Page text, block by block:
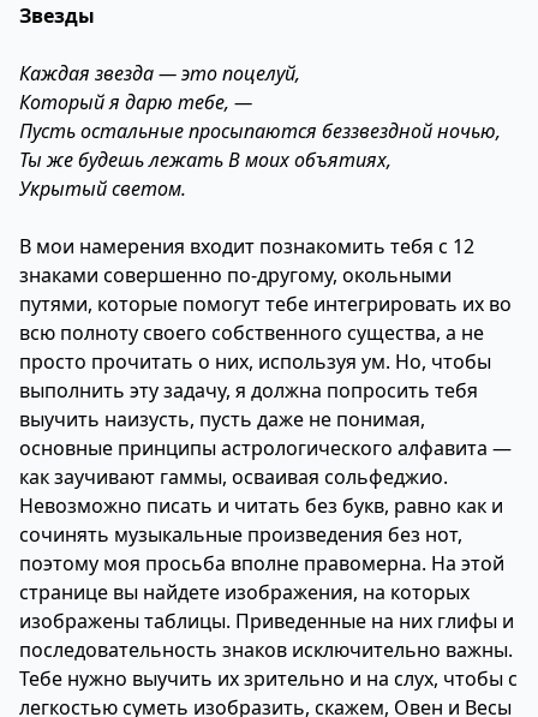
Звезды
Каждая звезда — это поцелуй,
Который я дарю тебе, —
Пусть остальные просыпаются беззвездной ночью,
Ты же будешь лежать В моих объятиях,
Укрытый светом.
В мои намерения входит познакомить тебя с 12
знаками совершенно по-другому, окольными
путями, которые помогут тебе интегрировать их во
всю полноту своего собственного существа, а не
просто прочитать о них, используя ум. Но, чтобы
выполнить эту задачу, я должна попросить тебя
выучить наизусть, пусть даже не понимая,
основные принципы астрологического алфавита —
как заучивают гаммы, осваивая сольфеджио.
Невозможно писать и читать без букв, равно как и
сочинять музыкальные произведения без нот,
поэтому моя просьба вполне правомерна. На этой
странице вы найдете изображения, на которых
изображены таблицы. Приведенные на них глифы и
последовательность знаков исключительно важны.
Тебе нужно выучить их зрительно и на слух, чтобы с
легкостью суметь изобразить, скажем, Овен и Весы